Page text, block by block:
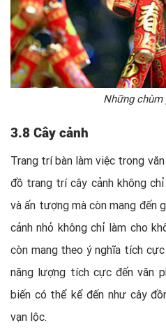
Những chùm
3.8 Cây cảnh
Trang trí bàn làm việc trong
đồ trang trí cây cảnh không
và ấn tượng mà còn mang đến
cảnh nhỏ không chỉ làm cho
còn mang theo ý nghĩa tích
năng lượng tích cực đến văn
biến có thể kể đến như cây
vạn lộc.